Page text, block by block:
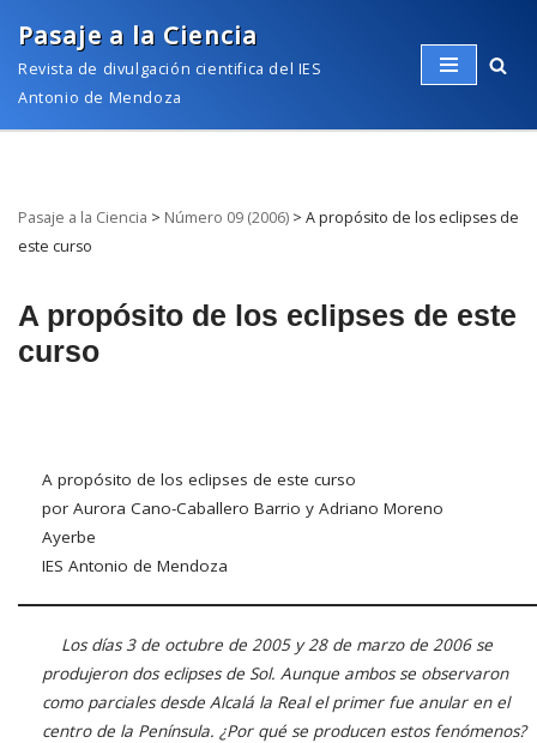
Saltar
al
Pasaje a la Ciencia
Revista de divulgación cientifica del IES
Antonio de Mendoza
Pasaje a la Ciencia > Número 09 (2006) > A propósito de los eclipses de
este curso
A propósito de los eclipses de este
curso
A propósito de los eclipses de este curso
por Aurora Cano-Caballero Barrio y Adriano Moreno
Ayerbe
IES Antonio de Mendoza
Los días 3 de octubre de 2005 y 28 de marzo de 2006 se
produjeron dos eclipses de Sol. Aunque ambos se observaron
como parciales desde Alcalá la Real el primer fue anular en el
centro de la Península. ¿Por qué se producen estos fenómenos?